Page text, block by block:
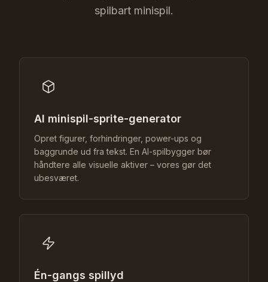
spilbart minispil.
AI minispil-sprite-generator
Opret figurer, forhindringer, power-ups og
baggrunde ud fra tekst. En AI-spilbygger bør
håndtere alle visuelle aktiver – vores gør det
ubesværet.
Én-gangs spillyd